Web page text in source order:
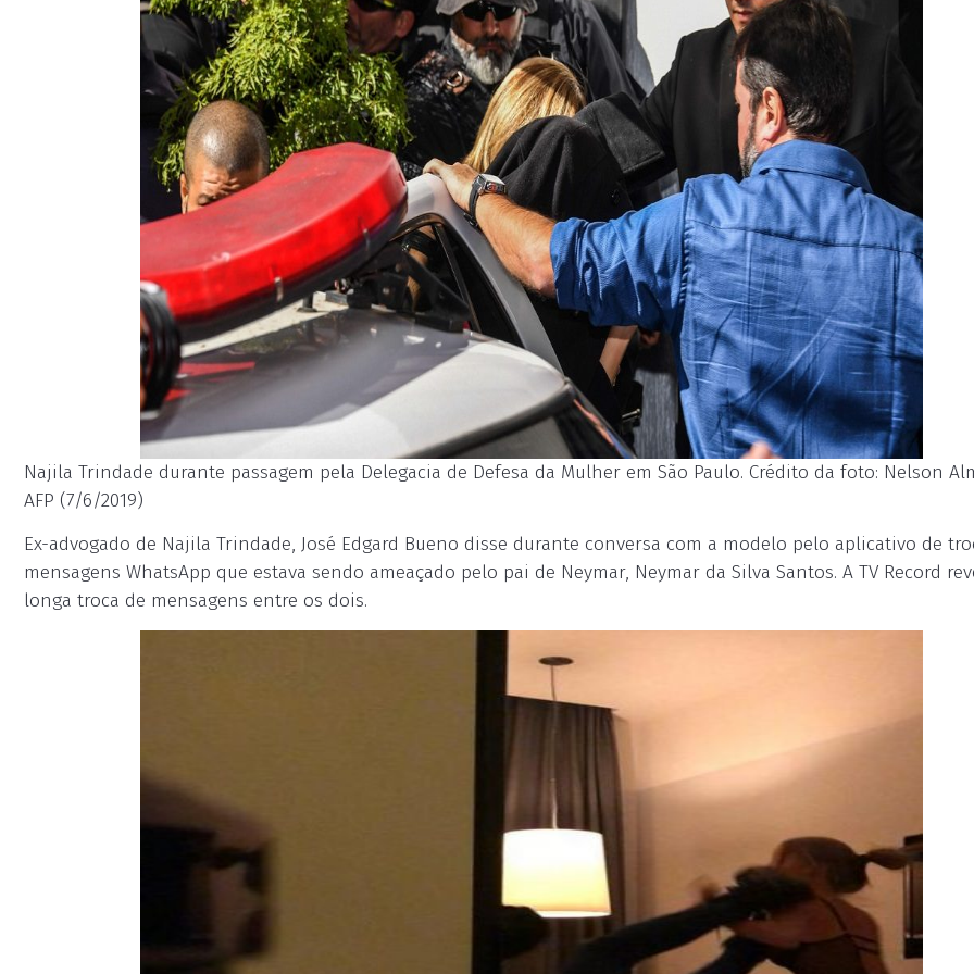
Najila Trindade durante passagem pela Delegacia de Defesa da Mulher em São Paulo. Crédito da foto: Nelson
AFP (7/6/2019)
Ex-advogado de Najila Trindade, José Edgard Bueno disse durante conversa com a modelo pelo aplicativo de
mensagens WhatsApp que estava sendo ameaçado pelo pai de Neymar, Neymar da Silva Santos. A TV Record
longa troca de mensagens entre os dois.